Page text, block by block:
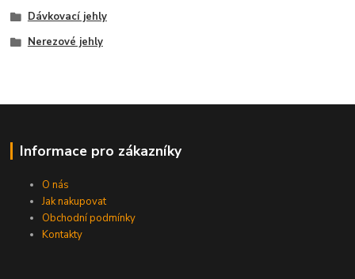
Dávkovací jehly
Nerezové jehly
Informace pro zákazníky
O nás
Jak nakupovat
Obchodní podmínky
Kontakty